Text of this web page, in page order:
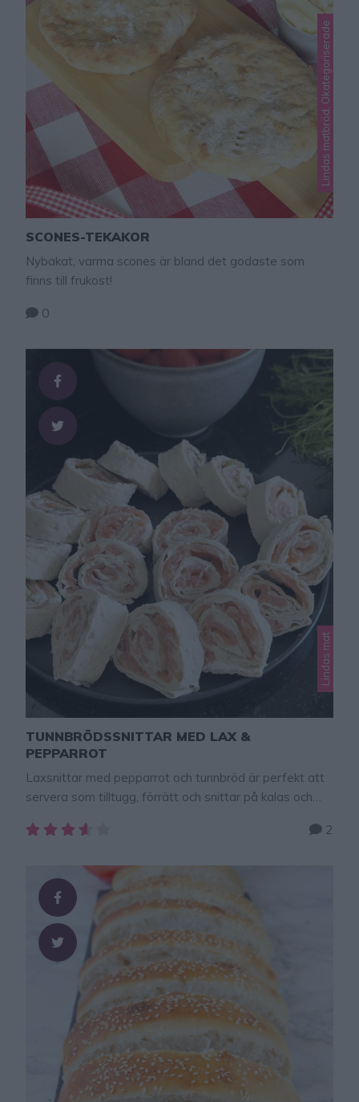
Lindas matbröd, Okategoriserade
SCONES-TEKAKOR
Nybakat, varma scones är bland det godaste som
finns till frukost!
0
Lindas mat
TUNNBRÖDSSNITTAR MED LAX &
PEPPARROT
Laxsnittar med pepparrot och tunnbröd är perfekt att
servera som tilltugg, förrätt och snittar på kalas och
uppskattade att bjuda på. De har receptet har jag fått
tunnbrödssnittarna!!! Tips! Baka och bjud på
löjromspizza som …
2